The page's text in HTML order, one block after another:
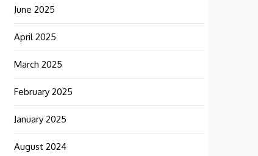
June 2025
April 2025
March 2025
February 2025
January 2025
August 2024